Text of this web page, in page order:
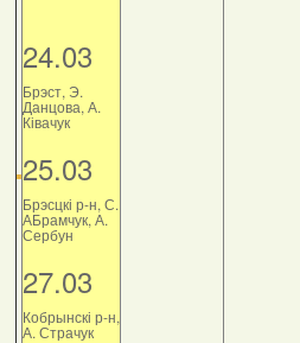
24.03
Брэст, Э.
Данцова, А.
Ківачук
25.03
Брэсцкі р-н, С.
АБрамчук, А.
Сербун
27.03
Кобрынскі р-н,
А. Страчук